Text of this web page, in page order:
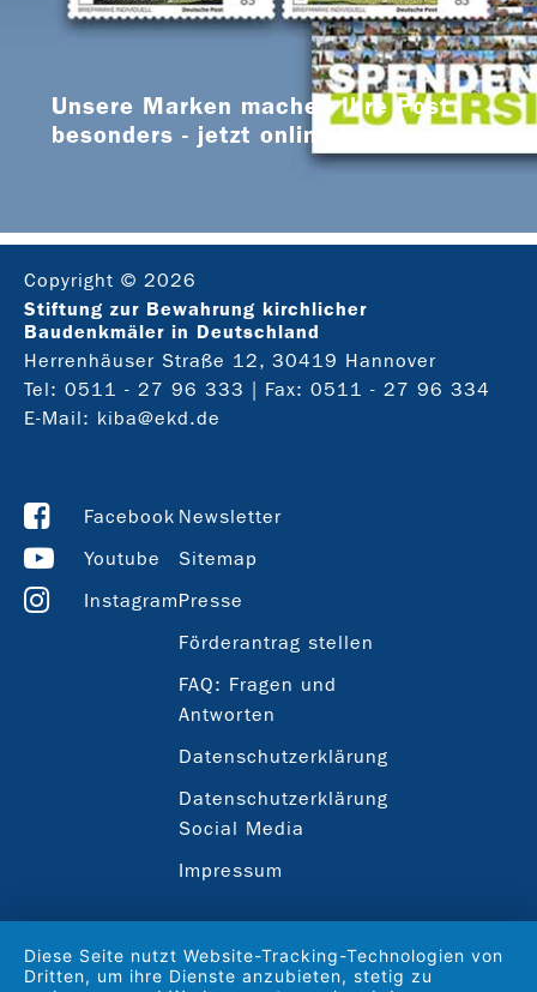
Unsere Marken machen Ihre Post
besonders - jetzt online bestellen
Copyright © 2026
Stiftung zur Bewahrung kirchlicher
Baudenkmäler in Deutschland
Herrenhäuser Straße 12, 30419 Hannover
Tel: 0511 - 27 96 333 | Fax: 0511 - 27 96 334
E-Mail: kiba@ekd.de
Facebook
Youtube
Instagram
Newsletter
Sitemap
Presse
Förderantrag stellen
FAQ: Fragen und
Antworten
Datenschutzerklärung
Datenschutzerklärung
Social Media
Impressum
Diese Seite nutzt Website-Tracking-Technologien von
Dritten, um ihre Dienste anzubieten, stetig zu